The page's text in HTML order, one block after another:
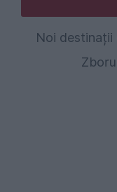
Noi destinații